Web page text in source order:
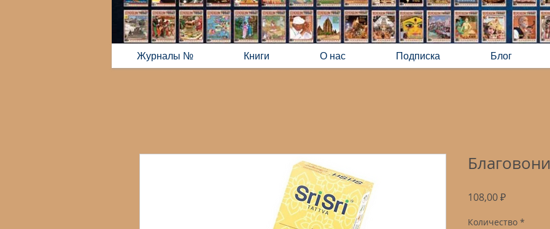
Журналы № Книги О нас Подписка Блог
108,00 ₽Цена
Количество *